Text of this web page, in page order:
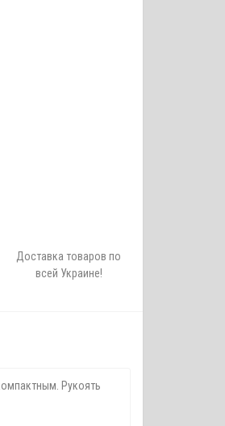
Доставка товаров по
всей Украине!
Рукоять